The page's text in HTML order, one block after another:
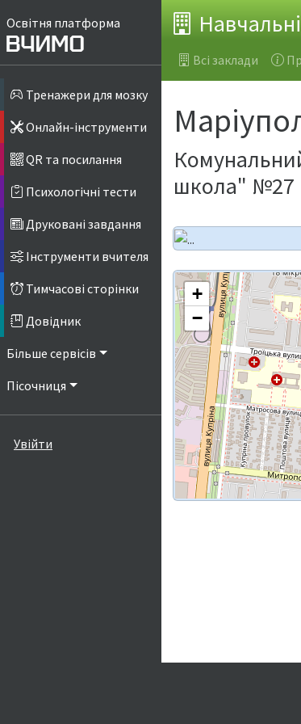
Освітня платформа
Тренажери для мозку
Онлайн-інструменти
QR та посилання
Психологічні тести
Друковані завдання
Інструменти вчителя
Тимчасові сторінки
Довідник
Більше сервісів
Пісочниця
Увійти
Всі заклади
школа" №27
+
−